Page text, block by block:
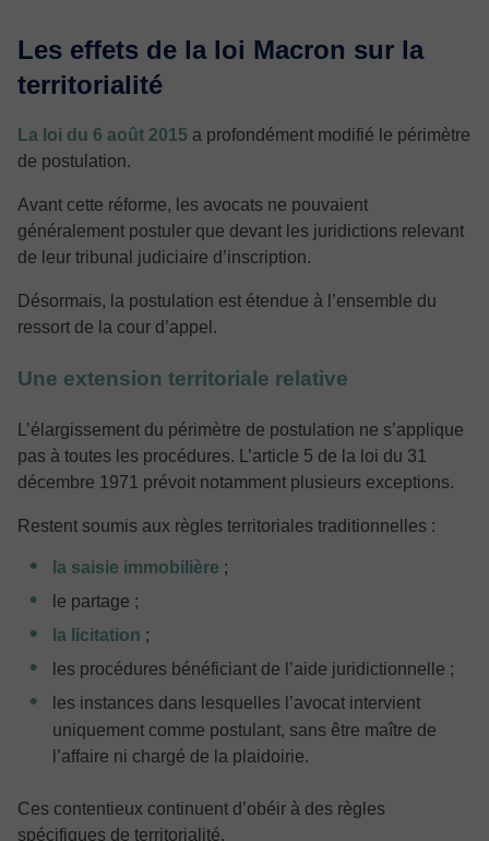
Les effets de la loi Macron sur la
territorialité
La loi du 6 août 2015 a profondément modifié le périmètre
de postulation.
Avant cette réforme, les avocats ne pouvaient
généralement postuler que devant les juridictions relevant
de leur tribunal judiciaire d’inscription.
Désormais, la postulation est étendue à l’ensemble du
ressort de la cour d’appel.
Une extension territoriale relative
L’élargissement du périmètre de postulation ne s’applique
pas à toutes les procédures. L’article 5 de la loi du 31
décembre 1971 prévoit notamment plusieurs exceptions.
Restent soumis aux règles territoriales traditionnelles :
la saisie immobilière ;
le partage ;
la licitation ;
les procédures bénéficiant de l’aide juridictionnelle ;
les instances dans lesquelles l’avocat intervient
uniquement comme postulant, sans être maître de
l’affaire ni chargé de la plaidoirie.
Ces contentieux continuent d’obéir à des règles
spécifiques de territorialité.